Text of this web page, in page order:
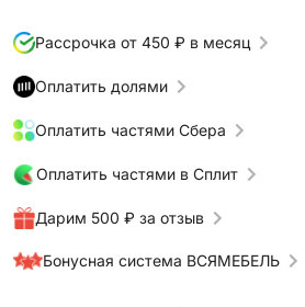
Рассрочка от 450 ₽ в месяц
Оплатить долями
Оплатить частями Сбера
Оплатить частями в Сплит
Дарим 500 ₽ за отзыв
Бонусная система ВСЯМЕБЕЛЬ